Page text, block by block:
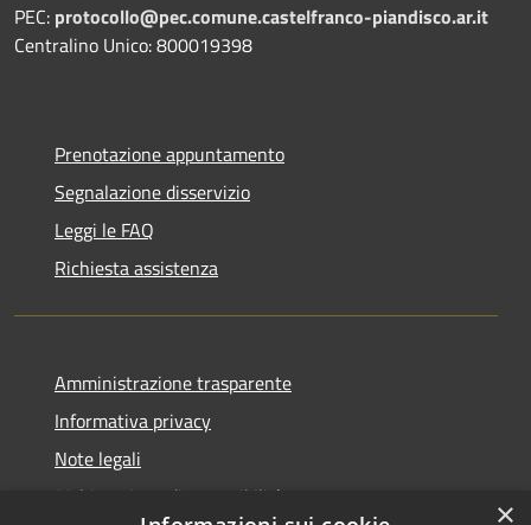
PEC: protocollo@pec.comune.castelfranco-piandisco.ar.it
Centralino Unico: 800019398
Prenotazione appuntamento
Segnalazione disservizio
Leggi le FAQ
Richiesta assistenza
Amministrazione trasparente
Informativa privacy
Note legali
Dichiarazione di accessibilità
×